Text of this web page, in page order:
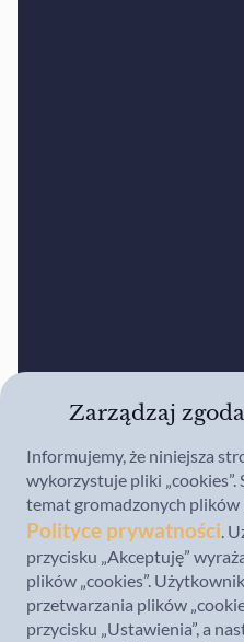
Zarządzaj
Informujemy, że niniejsza
wykorzystuje pliki „cookies”.
temat gromadzonych plików
Polityce prywatności.
przycisku „Akceptuję”
plików „cookies”.
przetwarzania plików
przycisku „Ustawienia”, a